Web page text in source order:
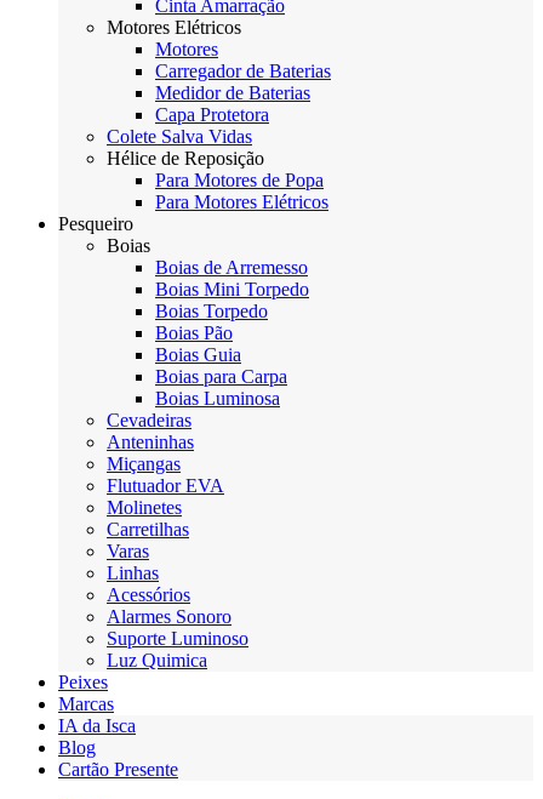
Cinta Amarração
Motores Elétricos
Motores
Carregador de Baterias
Medidor de Baterias
Capa Protetora
Colete Salva Vidas
Hélice de Reposição
Para Motores de Popa
Para Motores Elétricos
Pesqueiro
Boias
Boias de Arremesso
Boias Mini Torpedo
Boias Torpedo
Boias Pão
Boias Guia
Boias para Carpa
Boias Luminosa
Cevadeiras
Anteninhas
Miçangas
Flutuador EVA
Molinetes
Carretilhas
Varas
Linhas
Acessórios
Alarmes Sonoro
Suporte Luminoso
Luz Quimica
Peixes
Marcas
IA da Isca
Blog
Cartão Presente